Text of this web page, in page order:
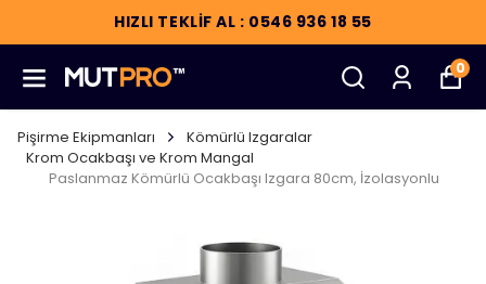
HIZLI TEKLİF AL : 0546 936 18 55
0
Pişirme Ekipmanları
Kömürlü Izgaralar
Krom Ocakbaşı ve Krom Mangal
Paslanmaz Kömürlü Ocakbaşı Izgara 80cm, İzolasyonlu